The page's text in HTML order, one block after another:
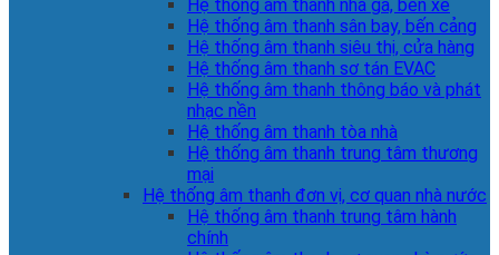
Hệ thống âm thanh nhà ga, bến xe
Hệ thống âm thanh sân bay, bến cảng
Hệ thống âm thanh siêu thị, cửa hàng
Hệ thống âm thanh sơ tán EVAC
Hệ thống âm thanh thông báo và phát
nhạc nền
Hệ thống âm thanh tòa nhà
Hệ thống âm thanh trung tâm thương
mại
Hệ thống âm thanh đơn vị, cơ quan nhà nước
Hệ thống âm thanh trung tâm hành
chính